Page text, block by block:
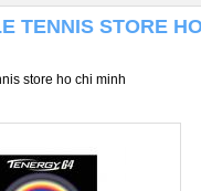
TENNIS STORE
store ho chi minh